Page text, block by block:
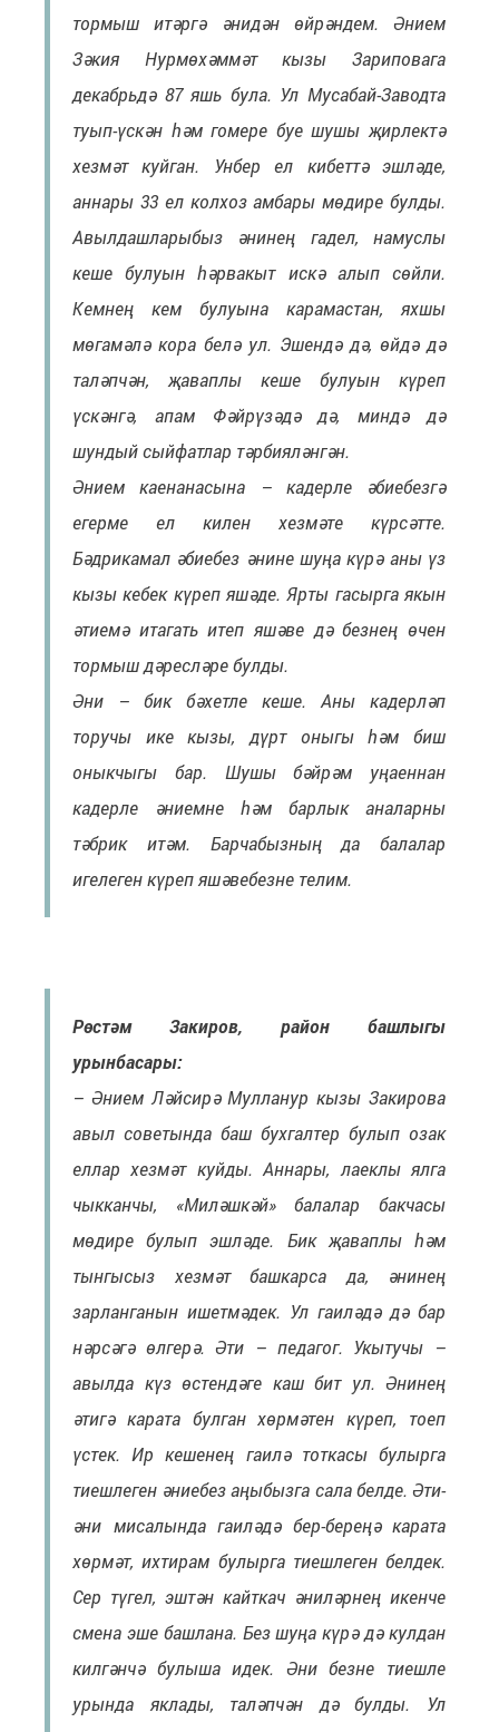
тормыш итәргә әнидән өйрәндем. Әнием
Зәкия Нурмөхәммәт кызы Зариповага
декабрьдә 87 яшь була. Ул Мусабай-Заводта
туып-үскән һәм гомере буе шушы җирлектә
хезмәт куйган. Унбер ел кибеттә эшләде,
аннары 33 ел колхоз амбары мөдире булды.
Авылдашларыбыз әнинең гадел, намуслы
кеше булуын һәрвакыт искә алып сөйли.
Кемнең кем булуына карамастан, яхшы
мөгамәлә кора белә ул. Эшендә дә, өйдә дә
таләпчән, җаваплы кеше булуын күреп
үскәнгә, апам Фәйрүзәдә дә, миндә дә
шундый сыйфатлар тәрбияләнгән.
Әнием каенанасына – кадерле әбиебезгә
егерме ел килен хезмәте күрсәтте.
Бәдрикамал әбиебез әнине шуңа күрә аны үз
кызы кебек күреп яшәде. Ярты гасырга якын
әтиемә итагать итеп яшәве дә безнең өчен
тормыш дәресләре булды.
Әни – бик бәхетле кеше. Аны кадерләп
торучы ике кызы, дүрт оныгы һәм биш
оныкчыгы бар. Шушы бәйрәм уңаеннан
кадерле әниемне һәм барлык аналарны
тәбрик итәм. Барчабызның да балалар
игелеген күреп яшәвебезне телим.
Рөстәм Закиров, район башлыгы
урынбасары:
– Әнием Ләйсирә Мулланур кызы Закирова
авыл советында баш бухгалтер булып озак
еллар хезмәт куйды. Аннары, лаеклы ялга
чыкканчы, «Миләшкәй» балалар бакчасы
мөдире булып эшләде. Бик җаваплы һәм
тынгысыз хезмәт башкарса да, әнинең
зарланганын ишетмәдек. Ул гаиләдә дә бар
нәрсәгә өлгерә. Әти – педагог. Укытучы –
авылда күз өстендәге каш бит ул. Әнинең
әтигә карата булган хөрмәтен күреп, тоеп
үстек. Ир кешенең гаилә тоткасы булырга
тиешлеген әниебез аңыбызга сала белде. Әти-
әни мисалында гаиләдә бер-береңә карата
хөрмәт, ихтирам булырга тиешлеген белдек.
Сер түгел, эштән кайткач әниләрнең икенче
смена эше башлана. Без шуңа күрә дә кулдан
килгәнчә булыша идек. Әни безне тиешле
урында яклады, таләпчән дә булды. Ул